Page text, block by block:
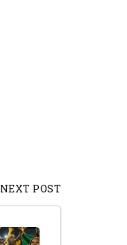
NEXT POST